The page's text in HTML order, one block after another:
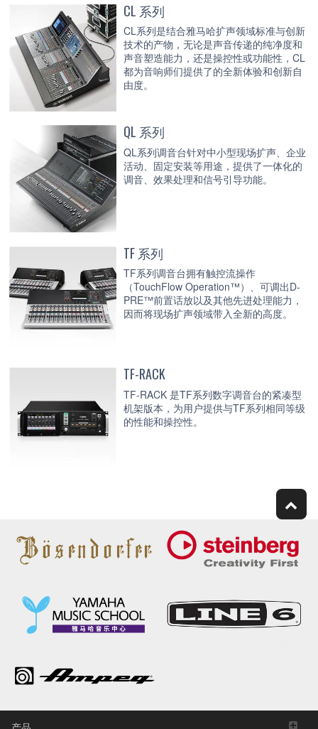
CL 系列
CL系列是结合雅马哈扩声领域标准与创新
技术的产物，无论是声音传递的纯净度和
声音塑造能力，还是操控性或功能性，CL
都为音响师们提供了的全新体验和创新自
由度。
QL 系列
QL系列调音台针对中小型现场扩声、企业
活动、固定安装等用途，提供了一体化的
调音、效果处理和信号引导功能。
TF 系列
TF系列调音台拥有触控流操作
（TouchFlow Operation™）、可调出D-
PRE™前置话放以及其他先进处理能力，
因而将现场扩声领域带入全新的高度。
TF-RACK
TF-RACK 是TF系列数字调音台的紧凑型
机架版本，为用户提供与TF系列相同等级
的性能和操控性。